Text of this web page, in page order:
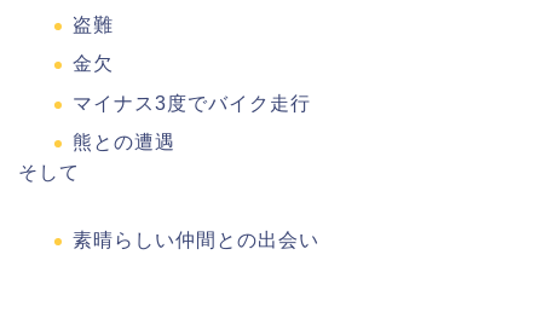
盗難
金欠
マイナス3度でバイク走行
熊との遭遇
そして
素晴らしい仲間との出会い